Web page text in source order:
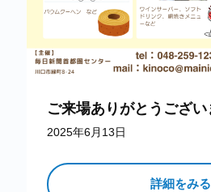
2025年6月13日
詳細をみる